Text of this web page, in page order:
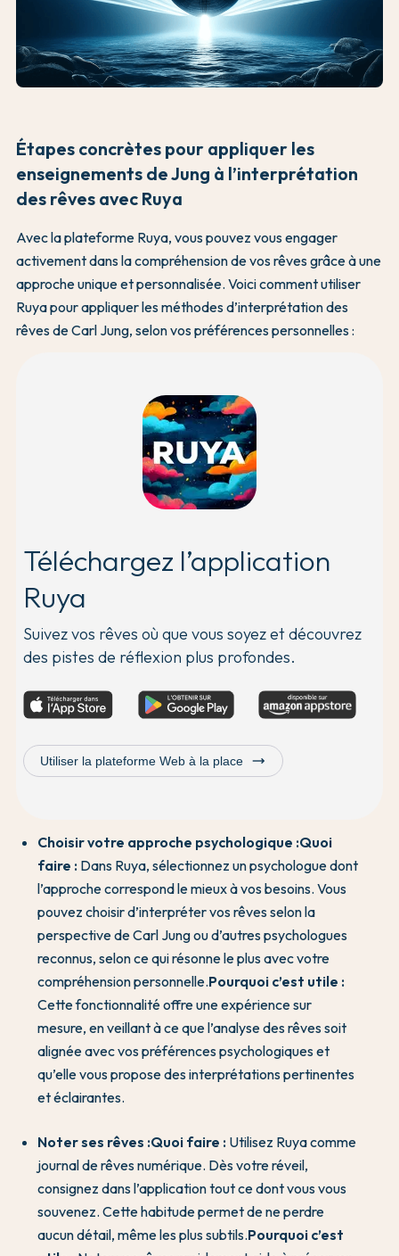
Étapes concrètes pour appliquer les
enseignements de Jung à l’interprétation
des rêves avec Ruya
Avec la plateforme Ruya, vous pouvez vous engager
activement dans la compréhension de vos rêves grâce à une
approche unique et personnalisée. Voici comment utiliser
Ruya pour appliquer les méthodes d’interprétation des
rêves de Carl Jung, selon vos préférences personnelles :
Téléchargez l’application
Ruya
Suivez vos rêves où que vous soyez et découvrez
des pistes de réflexion plus profondes.
Utiliser la plateforme Web à la place trending_flat
Choisir votre approche psychologique :Quoi
faire : Dans Ruya, sélectionnez un psychologue dont
l’approche correspond le mieux à vos besoins. Vous
pouvez choisir d’interpréter vos rêves selon la
perspective de Carl Jung ou d’autres psychologues
reconnus, selon ce qui résonne le plus avec votre
compréhension personnelle.Pourquoi c’est utile :
Cette fonctionnalité offre une expérience sur
mesure, en veillant à ce que l’analyse des rêves soit
alignée avec vos préférences psychologiques et
qu’elle vous propose des interprétations pertinentes
et éclairantes.
Noter ses rêves :Quoi faire : Utilisez Ruya comme
journal de rêves numérique. Dès votre réveil,
consignez dans l’application tout ce dont vous vous
souvenez. Cette habitude permet de ne perdre
aucun détail, même les plus subtils.Pourquoi c’est